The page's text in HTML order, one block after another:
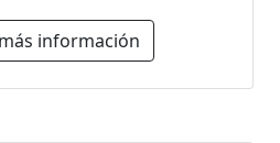
información